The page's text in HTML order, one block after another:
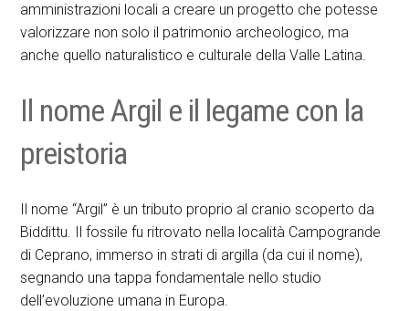
amministrazioni locali a creare un progetto che potesse
valorizzare non solo il patrimonio archeologico, ma
anche quello naturalistico e culturale della Valle Latina.
Il nome Argil e il legame con la
preistoria
Il nome “Argil” è un tributo proprio al cranio scoperto da
Biddittu. Il fossile fu ritrovato nella località Campogrande
di Ceprano, immerso in strati di argilla (da cui il nome),
segnando una tappa fondamentale nello studio
dell’evoluzione umana in Europa.